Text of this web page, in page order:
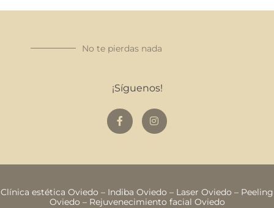
No te pierdas nada
¡Síguenos!
Clínica estética Oviedo – Indiba Oviedo – Laser Oviedo – Peeling
Oviedo – Rejuvenecimiento facial Oviedo